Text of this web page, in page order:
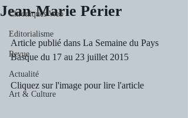
Chroniques Web
Editorialisme
Revue
Actualité
Art & Culture
Jean-Marie Périer
Article publié dans La Semaine du Pays
Basque du 17 au 23 juillet 2015
Cliquez sur l'image pour lire l'article